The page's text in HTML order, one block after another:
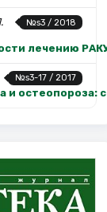
№s3 / 2018
лечению
№s3-17 / 2017
и остеопороза: